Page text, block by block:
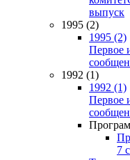
выпуск
1995 (2)
1995 (2)
Первое
1992 (1)
1992 (1)
Первое
7